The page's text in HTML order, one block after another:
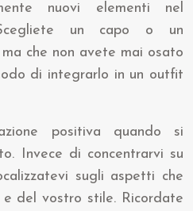
nuovi elementi nel
un capo o un
che non avete mai osato
di integrarlo in un outfit
positiva quando si
Invece di concentrarvi su
sugli aspetti che
del vostro stile. Ricordate